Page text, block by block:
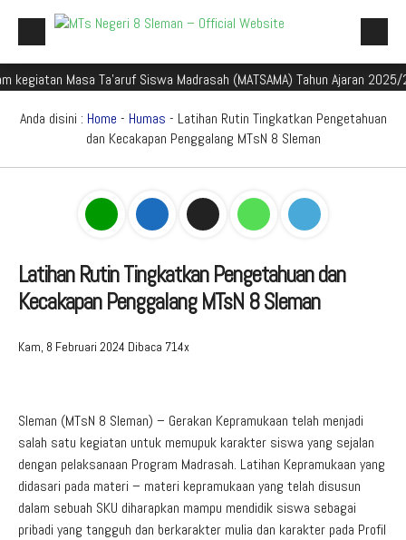
Beranda
Profil Madrasah
Aplikasi Madrasah
PMBM
Perpustakaan Madyadesta
Masa Ta'aruf Siswa Madrasah (MATSAMA) Tahun Ajaran 2025/2026
Anda disini : Home - Humas - Latihan Rutin Tingkatkan Pengetahuan
dan Kecakapan Penggalang MTsN 8 Sleman
Latihan Rutin Tingkatkan Pengetahuan dan
Kecakapan Penggalang MTsN 8 Sleman
Kam, 8 Februari 2024 Dibaca 714x
Sleman (MTsN 8 Sleman) – Gerakan Kepramukaan telah menjadi
salah satu kegiatan untuk memupuk karakter siswa yang sejalan
dengan pelaksanaan Program Madrasah. Latihan Kepramukaan yang
didasari pada materi – materi kepramukaan yang telah disusun
dalam sebuah SKU diharapkan mampu mendidik siswa sebagai
pribadi yang tangguh dan berkarakter mulia dan karakter pada Profil